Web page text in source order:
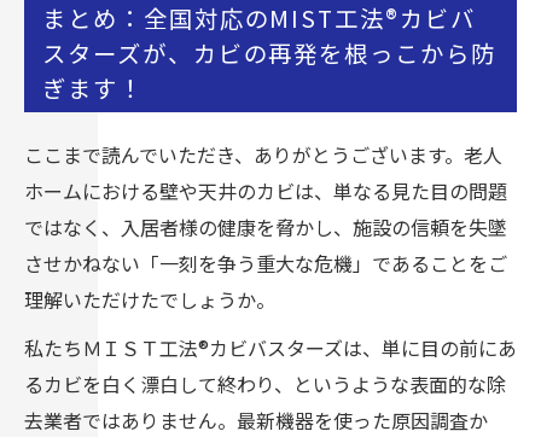
まとめ：全国対応のMIST工法®カビバ
スターズが、カビの再発を根っこから防
ぎます！
ここまで読んでいただき、ありがとうございます。老人
ホームにおける壁や天井のカビは、単なる見た目の問題
ではなく、入居者様の健康を脅かし、施設の信頼を失墜
させかねない「一刻を争う重大な危機」であることをご
理解いただけたでしょうか。
私たちＭＩＳＴ工法®カビバスターズは、単に目の前にあ
るカビを白く漂白して終わり、というような表面的な除
去業者ではありません。最新機器を使った原因調査か